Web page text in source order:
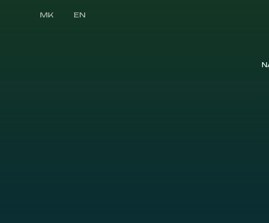
MK EN